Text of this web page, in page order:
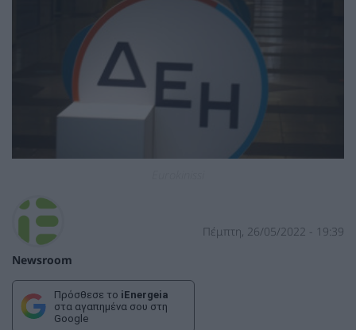
Newsroom
Πέμπτη, 26/05/2022 - 19:39
Πρόσθεσε το iEnergeia
στα αγαπημένα σου στη
Google